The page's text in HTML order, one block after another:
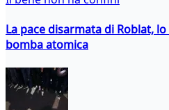
La pace disarmata di Roblat,
bomba atomica